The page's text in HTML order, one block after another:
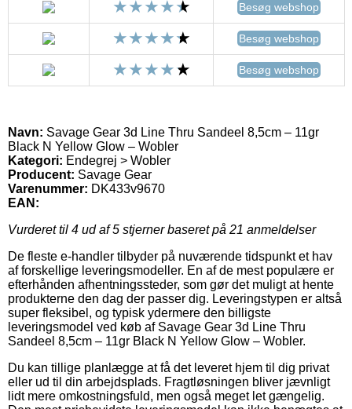
Besøg webshop
Besøg webshop
Besøg webshop
Navn: Savage Gear 3d Line Thru Sandeel 8,5cm – 11gr
Black N Yellow Glow – Wobler
Kategori: Endegrej > Wobler
Producent: Savage Gear
Varenummer: DK433v9670
EAN:
Vurderet til 4 ud af 5 stjerner baseret på 21 anmeldelser
De fleste e-handler tilbyder på nuværende tidspunkt et hav
af forskellige leveringsmodeller. En af de mest populære er
efterhånden afhentningssteder, som gør det muligt at hente
produkterne den dag der passer dig. Leveringstypen er altså
super fleksibel, og typisk ydermere den billigste
leveringsmodel ved køb af Savage Gear 3d Line Thru
Sandeel 8,5cm – 11gr Black N Yellow Glow – Wobler.
Du kan tillige planlægge at få det leveret hjem til dig privat
eller ud til din arbejdsplads. Fragtløsningen bliver jævnligt
lidt mere omkostningsfuld, men også meget let gængelig.